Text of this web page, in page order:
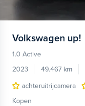
Volkswagen up!
1.0 Active
2023
49.467 km
achteruitrijcamera
Kopen